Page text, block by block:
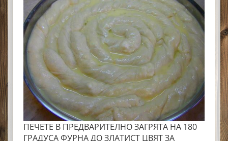
ПЕЧЕТЕ В ПРЕДВАРИТЕЛНО ЗАГРЯТА НА 180
ГРАДУСА ФУРНА ДО ЗЛАТИСТ ЦВЯТ ЗА